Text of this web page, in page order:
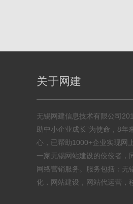
关于网建
无锡网建信息技术有限公司
助中小企业成长”为使命，8年
心，已帮助1000+企业实现网
一家无锡网站建设的佼佼者，
网络营销服务。服务包括：无
化，网站建设，网站代运营，